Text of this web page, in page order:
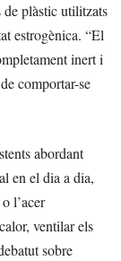
de plàstic utilitzats
estrogènica. “El
inert i
comportar-se
abordant
en el dia a dia,
l’acer
ventilar els
sobre